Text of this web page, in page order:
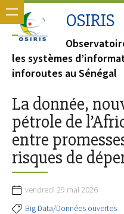
OSIRIS
les systèmes
inforoutes au Sénégal
La donnée,
pétrole de
entre
risques de
vendredi 29 mai 2026
Big Data/Données ouvertes